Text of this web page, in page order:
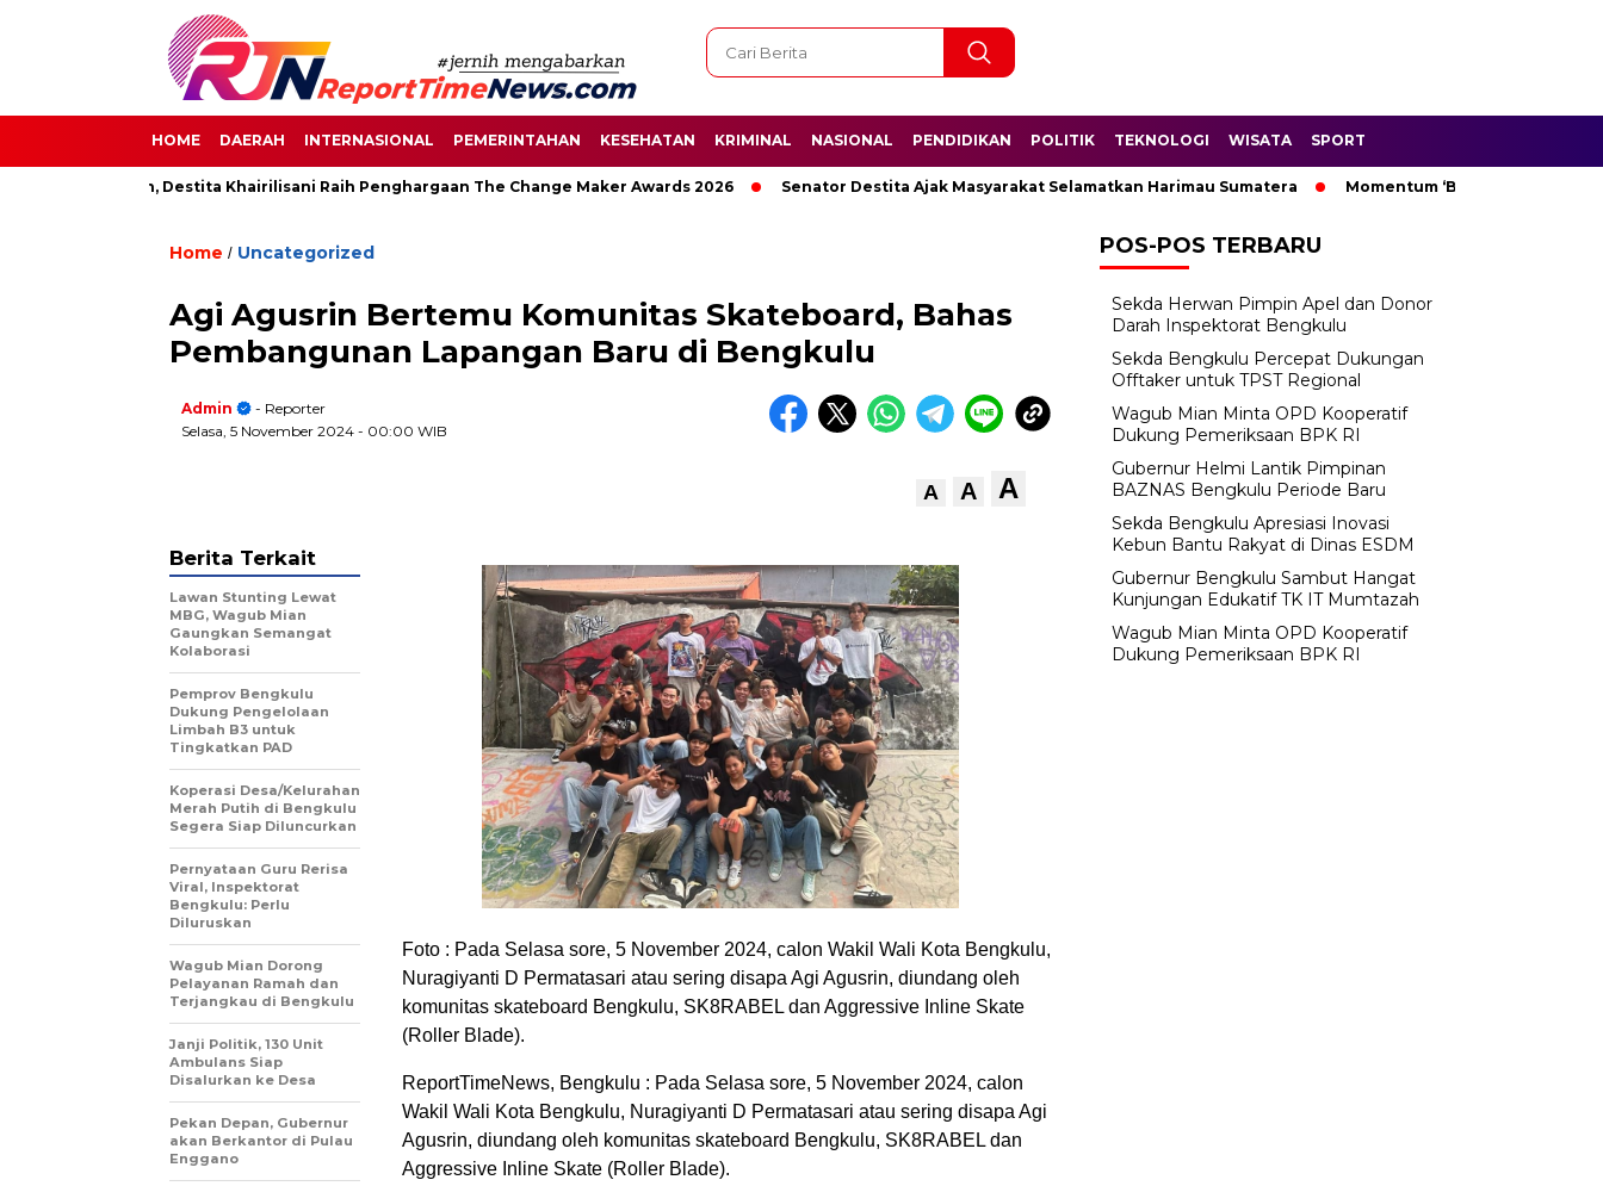
HOME DAERAH INTERNASIONAL PEMERINTAHAN KESEHATAN KRIMINAL NASIONAL PENDIDIKAN POLITIK TEKNOLOGI WISATA SPORT
di Senayan, Destita Khairilisani Raih Penghargaan The Change Maker Awards 2026 Senator Destita Ajak Masyarakat Selamatkan Harimau Sumatera Momentum ‘Bantu Rakyat’: Wagub
Home / Uncategorized
Agi Agusrin Bertemu Komunitas Skateboard, Bahas
Pembangunan Lapangan Baru di Bengkulu
Admin
- Reporter
Selasa, 5 November 2024 - 00:00 WIB
A A A
Foto : Pada Selasa sore, 5 November 2024, calon Wakil Wali Kota Bengkulu,
Nuragiyanti D Permatasari atau sering disapa Agi Agusrin, diundang oleh
komunitas skateboard Bengkulu, SK8RABEL dan Aggressive Inline Skate
(Roller Blade).
ReportTimeNews, Bengkulu : Pada Selasa sore, 5 November 2024, calon
Wakil Wali Kota Bengkulu, Nuragiyanti D Permatasari atau sering disapa Agi
Agusrin, diundang oleh komunitas skateboard Bengkulu, SK8RABEL dan
Aggressive Inline Skate (Roller Blade).
Berita Terkait
Lawan Stunting Lewat
MBG, Wagub Mian
Gaungkan Semangat
Kolaborasi
Pemprov Bengkulu
Dukung Pengelolaan
Limbah B3 untuk
Tingkatkan PAD
Koperasi Desa/Kelurahan
Merah Putih di Bengkulu
Segera Siap Diluncurkan
Pernyataan Guru Rerisa
Viral, Inspektorat
Bengkulu: Perlu
Diluruskan
Wagub Mian Dorong
Pelayanan Ramah dan
Terjangkau di Bengkulu
Janji Politik, 130 Unit
Ambulans Siap
Disalurkan ke Desa
Pekan Depan, Gubernur
akan Berkantor di Pulau
Enggano
POS-POS TERBARU
Sekda Herwan Pimpin Apel dan Donor
Darah Inspektorat Bengkulu
Sekda Bengkulu Percepat Dukungan
Offtaker untuk TPST Regional
Wagub Mian Minta OPD Kooperatif
Dukung Pemeriksaan BPK RI
Gubernur Helmi Lantik Pimpinan
BAZNAS Bengkulu Periode Baru
Sekda Bengkulu Apresiasi Inovasi
Kebun Bantu Rakyat di Dinas ESDM
Gubernur Bengkulu Sambut Hangat
Kunjungan Edukatif TK IT Mumtazah
Wagub Mian Minta OPD Kooperatif
Dukung Pemeriksaan BPK RI